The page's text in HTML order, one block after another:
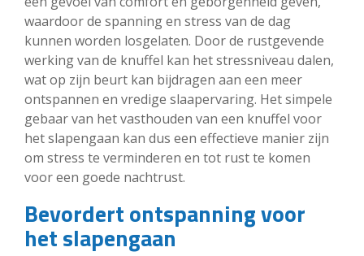
waardoor de spanning en stress van de dag
kunnen worden losgelaten. Door de rustgevende
werking van de knuffel kan het stressniveau dalen,
wat op zijn beurt kan bijdragen aan een meer
ontspannen en vredige slaapervaring. Het simpele
gebaar van het vasthouden van een knuffel voor
het slapengaan kan dus een effectieve manier zijn
om stress te verminderen en tot rust te komen
voor een goede nachtrust.
Bevordert ontspanning voor
het slapengaan